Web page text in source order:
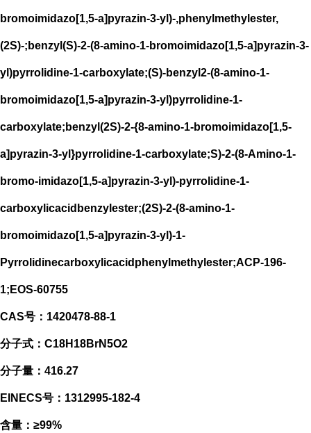
bromoimidazo[1,5-a]pyrazin-3-yl)-,phenylmethylester,
(2S)-;benzyl(S)-2-(8-amino-1-bromoimidazo[1,5-a]pyrazin-3-
yl)pyrrolidine-1-carboxylate;(S)-benzyl2-(8-amino-1-
bromoimidazo[1,5-a]pyrazin-3-yl)pyrrolidine-1-
carboxylate;benzyl(2S)-2-{8-amino-1-bromoimidazo[1,5-
a]pyrazin-3-yl}pyrrolidine-1-carboxylate;S)-2-(8-Amino-1-
bromo-imidazo[1,5-a]pyrazin-3-yl)-pyrrolidine-1-
carboxylicacidbenzylester;(2S)-2-(8-amino-1-
bromoimidazo[1,5-a]pyrazin-3-yl)-1-
Pyrrolidinecarboxylicacidphenylmethylester;ACP-196-
1;EOS-60755
CAS号：1420478-88-1
分子式：C18H18BrN5O2
分子量：416.27
EINECS号：1312995-182-4
含量：≥99%